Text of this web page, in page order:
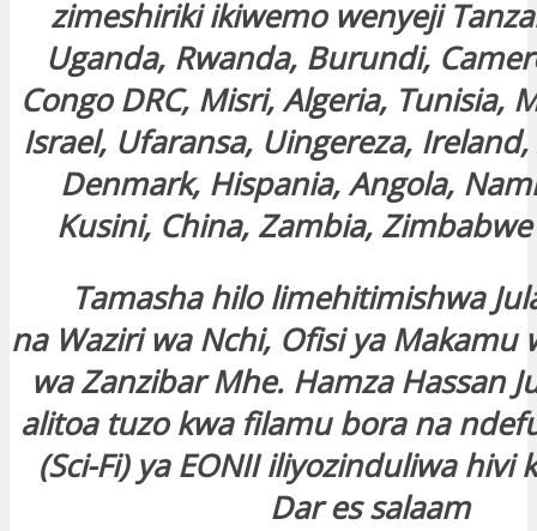
zimeshiriki ikiwemo wenyeji
Uganda, Rwanda, Burundi,
Congo DRC, Misri, Algeria, Tunisia,
Israel, Ufaransa, Uingereza,
Denmark, Hispania, Angola,
Kusini, China, Zambia,
Tamasha hilo limehitimishwa
na Waziri wa Nchi, Ofisi ya Makamu
wa Zanzibar Mhe. Hamza Hassan
alitoa tuzo kwa filamu bora na
(Sci-Fi) ya EONII iliyozinduliwa hivi
Dar es salaam